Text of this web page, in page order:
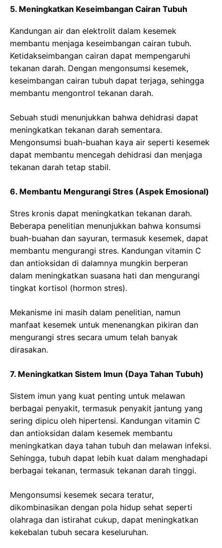
5. Meningkatkan Keseimbangan Cairan Tubuh
Kandungan air dan elektrolit dalam kesemek
membantu menjaga keseimbangan cairan tubuh.
Ketidakseimbangan cairan dapat mempengaruhi
tekanan darah. Dengan mengonsumsi kesemek,
keseimbangan cairan tubuh dapat terjaga, sehingga
membantu mengontrol tekanan darah.
Sebuah studi menunjukkan bahwa dehidrasi dapat
meningkatkan tekanan darah sementara.
Mengonsumsi buah-buahan kaya air seperti kesemek
dapat membantu mencegah dehidrasi dan menjaga
tekanan darah tetap stabil.
6. Membantu Mengurangi Stres (Aspek Emosional)
Stres kronis dapat meningkatkan tekanan darah.
Beberapa penelitian menunjukkan bahwa konsumsi
buah-buahan dan sayuran, termasuk kesemek, dapat
membantu mengurangi stres. Kandungan vitamin C
dan antioksidan di dalamnya mungkin berperan
dalam meningkatkan suasana hati dan mengurangi
tingkat kortisol (hormon stres).
Mekanisme ini masih dalam penelitian, namun
manfaat kesemek untuk menenangkan pikiran dan
mengurangi stres secara umum telah banyak
dirasakan.
7. Meningkatkan Sistem Imun (Daya Tahan Tubuh)
Sistem imun yang kuat penting untuk melawan
berbagai penyakit, termasuk penyakit jantung yang
sering dipicu oleh hipertensi. Kandungan vitamin C
dan antioksidan dalam kesemek membantu
meningkatkan daya tahan tubuh dan melawan infeksi.
Sehingga, tubuh dapat lebih kuat dalam menghadapi
berbagai tekanan, termasuk tekanan darah tinggi.
Mengonsumsi kesemek secara teratur,
dikombinasikan dengan pola hidup sehat seperti
olahraga dan istirahat cukup, dapat meningkatkan
kekebalan tubuh secara keseluruhan.